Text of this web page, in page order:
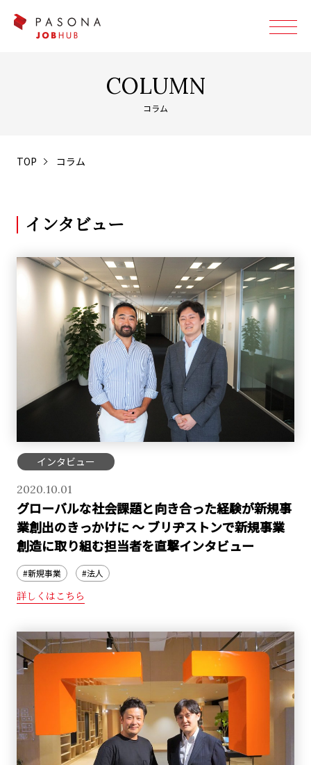
COLUMN
コラム
TOP コラム
インタビュー
インタビュー
2020.10.01
グローバルな社会課題と向き合った経験が新規事
業創出のきっかけに ～ ブリヂストンで新規事業
創造に取り組む担当者を直撃インタビュー
#新規事業 #法人
詳しくはこちら